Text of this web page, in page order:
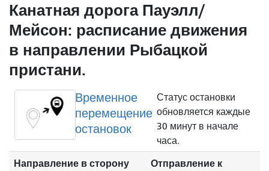
Канатная дорога Пауэлл/
Мейсон: расписание движения
в направлении Рыбацкой
пристани.
Временное
перемещение
остановок
Статус остановки
обновляется каждые
30 минут в начале
часа.
Направление в сторону
Отправление к